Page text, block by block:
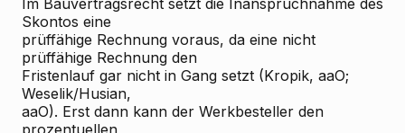
Im Bauvertragsrecht setzt die Inanspruchnahme des
Skontos eine
prüffähige Rechnung voraus, da eine nicht
prüffähige Rechnung den
Fristenlauf gar nicht in Gang setzt (Kropik, aaO;
Weselik/Husian,
aaO). Erst dann kann der Werkbesteller den
prozentuellen